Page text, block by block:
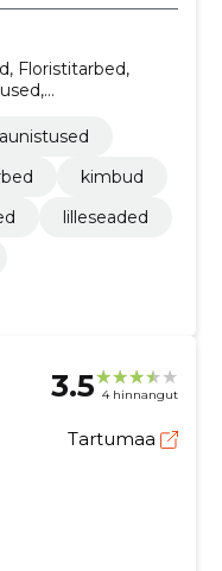
Floristitarbed,
toalilled
kimbud
lilleseaded
3.5 4 hinnangut
Tartumaa